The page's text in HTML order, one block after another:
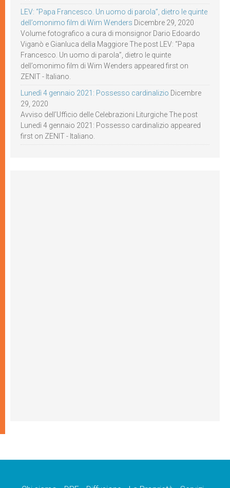
LEV: “Papa Francesco. Un uomo di parola”, dietro le quinte
dell’omonimo film di Wim Wenders Dicembre 29, 2020
Volume fotografico a cura di monsignor Dario Edoardo
Viganò e Gianluca della Maggiore The post LEV: “Papa
Francesco. Un uomo di parola”, dietro le quinte
dell’omonimo film di Wim Wenders appeared first on
ZENIT - Italiano.
Lunedì 4 gennaio 2021: Possesso cardinalizio Dicembre
29, 2020
Avviso dell’Ufficio delle Celebrazioni Liturgiche The post
Lunedì 4 gennaio 2021: Possesso cardinalizio appeared
first on ZENIT - Italiano.